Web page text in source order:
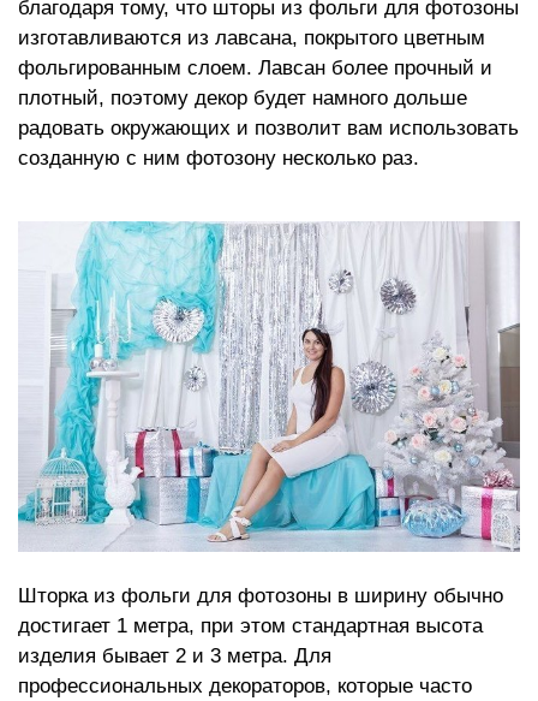
благодаря тому, что шторы из фольги для фотозоны
изготавливаются из лавсана, покрытого цветным
фольгированным слоем. Лавсан более прочный и
плотный, поэтому декор будет намного дольше
радовать окружающих и позволит вам использовать
созданную с ним фотозону несколько раз.
Шторка из фольги для фотозоны в ширину обычно
достигает 1 метра, при этом стандартная высота
изделия бывает 2 и 3 метра. Для
профессиональных декораторов, которые часто